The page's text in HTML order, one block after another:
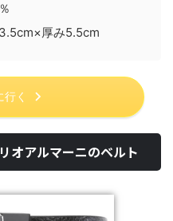
厚み5.5cm
く
オアルマーニのベルト